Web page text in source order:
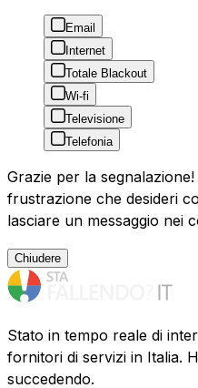
Email
Internet
Totale Blackout
Wi-fi
Televisione
Telefonia
Grazie per la
frustrazione che desideri
lasciare un messaggio nei
Chiudere
Stato in tempo reale di
fornitori di servizi in Italia.
succedendo.